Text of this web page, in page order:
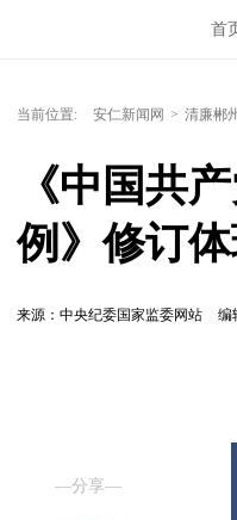
首
当前位置: 安仁新闻网 > 清廉郴州
《中国共
例》修订
来源：中央纪委国家监委网站 编
—分享—